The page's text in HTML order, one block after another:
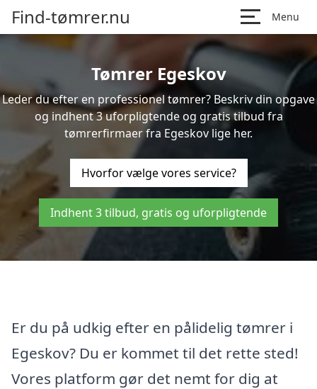
Find-tømrer.nu Menu
Tømrer Egeskov
Leder du efter en professionel tømrer? Beskriv din opgave
og indhent 3 uforpligtende og gratis tilbud fra
tømrerfirmaer fra Egeskov lige her.
Hvorfor vælge vores service?
Indhent 3 tilbud, gratis og uforpligtende
Er du på udkig efter en pålidelig tømrer i
Egeskov? Du er kommet til det rette sted!
Vores platform gør det nemt for dig at